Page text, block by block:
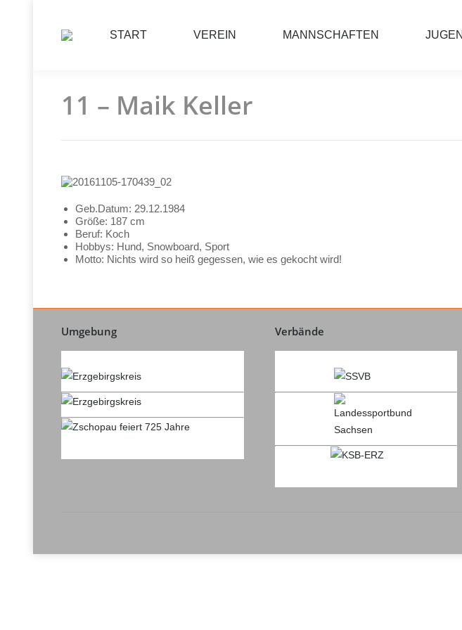
START VEREIN MANNSCHAFTEN
11 – Maik Keller
Geb.Datum: 29.12.1984
Größe: 187 cm
Beruf: Koch
Hobbys: Hund, Snowboard, Sport
Motto: Nichts wird so heiß gegessen, wie es gekocht wird!
Umgebung Verbände